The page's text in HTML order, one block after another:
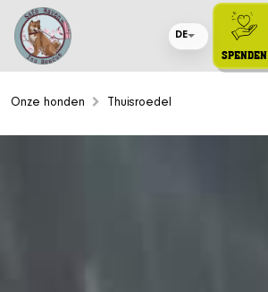
DE
SPENDEN
Onze honden Thuisroedel